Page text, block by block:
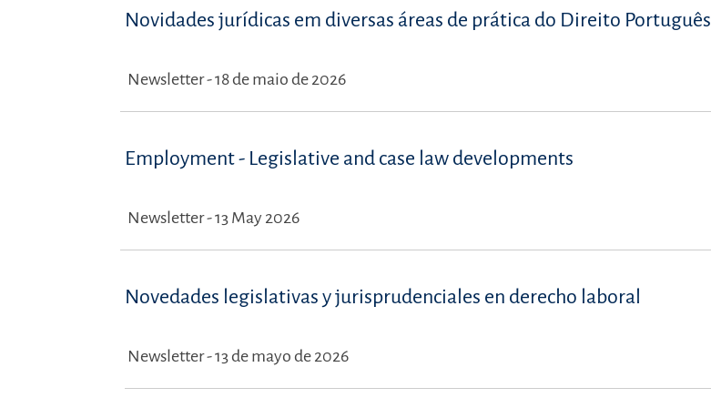
Novidades jurídicas em diversas áreas de prática do Direito Português
Newsletter - 18 de maio de 2026
Employment - Legislative and case law developments
Newsletter - 13 May 2026
Novedades legislativas y jurisprudenciales en derecho laboral
Newsletter - 13 de mayo de 2026